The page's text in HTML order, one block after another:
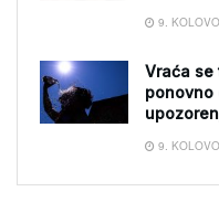
9.
Vraća
ponovno
9.